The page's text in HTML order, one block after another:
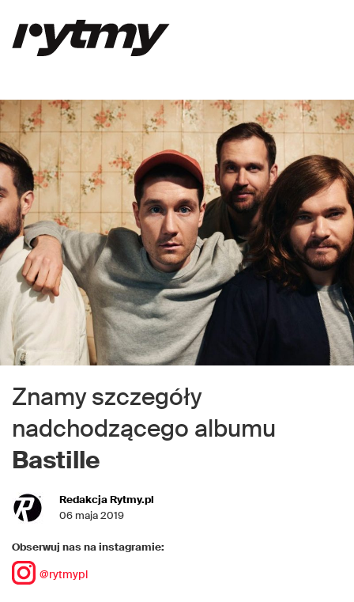
Znamy szczegóły
nadchodzącego albumu
Bastille
Redakcja Rytmy.pl
06 maja 2019
Obserwuj nas na instagramie:
@rytmypl